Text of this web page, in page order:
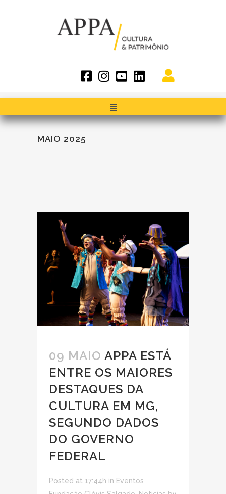
MAIO 2025
09 MAIO APPA ESTÁ
ENTRE OS MAIORES
DESTAQUES DA
CULTURA EM MG,
SEGUNDO DADOS
DO GOVERNO
FEDERAL
Posted at 17:44h in Eventos